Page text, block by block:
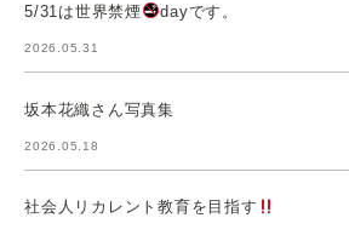
5/31は世界禁煙 dayです。
2026.05.31
坂本花織さん写真集
2026.05.18
社会人リカレント教育を目指す